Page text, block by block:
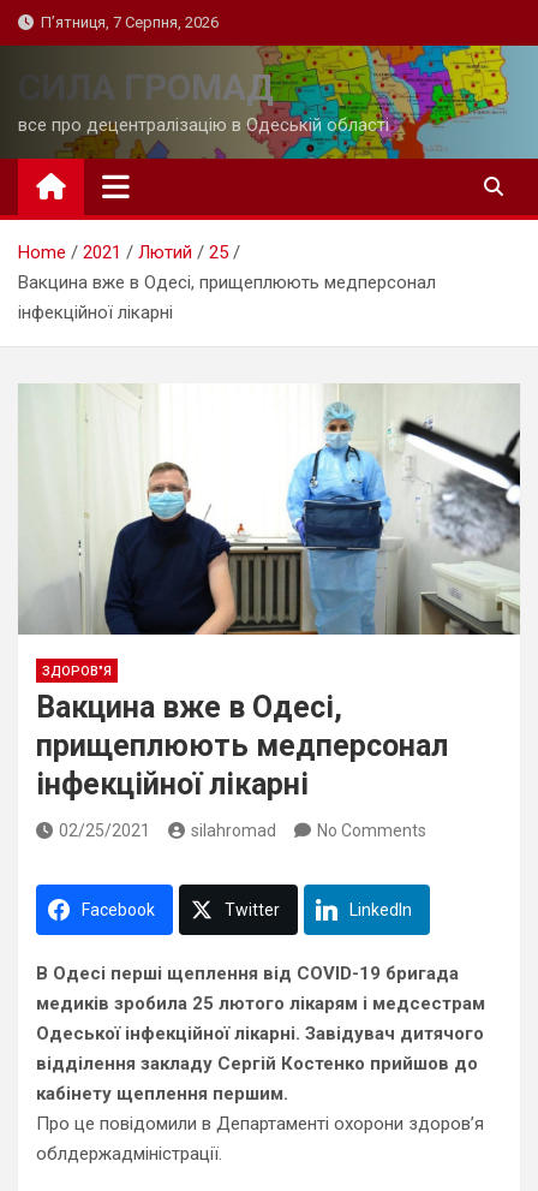
Skip
to
П’ятниця, 7 Серпня, 2026
СИЛА ГРОМАД
все про децентралізацію в Одеській області
Home 2021 Лютий
25
Вакцина вже в Одесі, прищеплюють медперсонал
інфекційної лікарні
ЗДОРОВ"Я
Вакцина вже в Одесі,
прищеплюють медперсонал
інфекційної лікарні
02/25/2021 silahromad No Comments
Facebook Twitter LinkedIn
В Одесі перші щеплення від COVID-19 бригада
медиків зробила 25 лютого лікарям і медсестрам
Одеської інфекційної лікарні. Завідувач дитячого
відділення закладу Сергій Костенко прийшов до
кабінету щеплення першим.
Про це повідомили в Департаменті охорони здоров’я
облдержадміністрації.